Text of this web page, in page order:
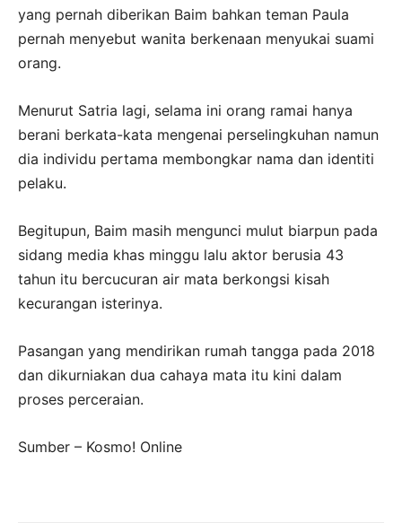
yang pernah diberikan Baim bahkan teman Paula
pernah menyebut wanita berkenaan menyukai suami
orang.
Menurut Satria lagi, selama ini orang ramai hanya
berani berkata-kata mengenai perselingkuhan namun
dia individu pertama membongkar nama dan identiti
pelaku.
Begitupun, Baim masih mengunci mulut biarpun pada
sidang media khas minggu lalu aktor berusia 43
tahun itu bercucuran air mata berkongsi kisah
kecurangan isterinya.
Pasangan yang mendirikan rumah tangga pada 2018
dan dikurniakan dua cahaya mata itu kini dalam
proses perceraian.
Sumber – Kosmo! Online